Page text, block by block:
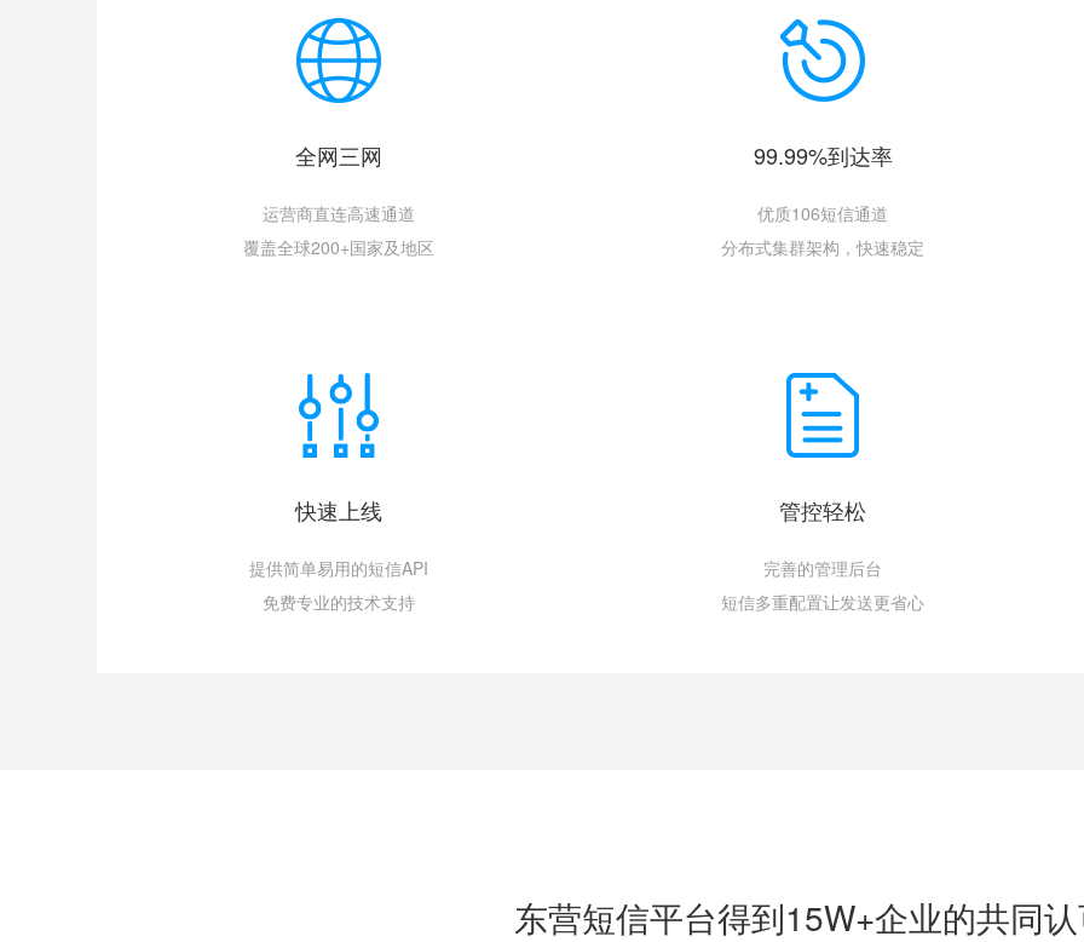
全网三网
运营商直连高速通道
覆盖全球200+国家及地区
99.99%到达率
优质106短信通道
分布式集群架构，快速稳定
快速上线
提供简单易用的短信API
免费专业的技术支持
管控轻松
完善的管理后台
短信多重配置让发送更省心
东营短信平台得到15W+企业的共同